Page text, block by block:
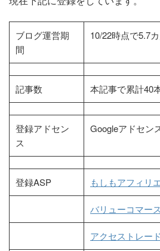
ブログ運営期
間
10/22時点で5.7
記事数 本記事で累計40
登録アドセン
ス
Googleアドセン
登録ASP もしもアフィリ
バリューコマース
アクセストレード